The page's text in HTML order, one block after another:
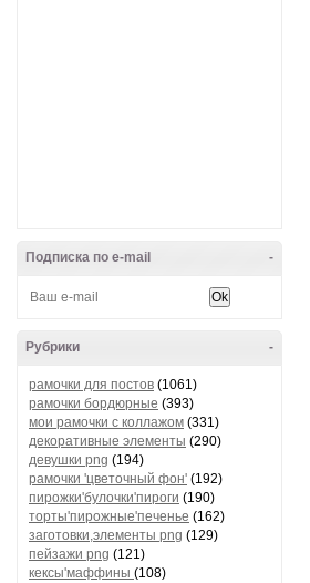
-
Подписка по e-mail
-
Рубрики
рамочки для постов (1061)
рамочки бордюрные (393)
мои рамочки с коллажом (331)
декоративные элементы (290)
девушки png (194)
рамочки 'цветочный фон' (192)
пирожки'булочки'пироги (190)
торты'пирожные'печенье (162)
заготовки,элементы png (129)
пейзажи png (121)
кексы'маффины (108)